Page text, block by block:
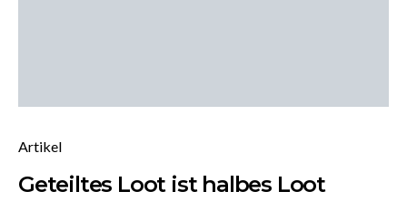
Artikel
Geteiltes Loot ist halbes Loot